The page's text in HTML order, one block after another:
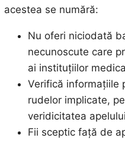
acestea se numără:
Nu oferi niciodată
necunoscute care
ai instituțiilor
Verifică informațiile
rudelor implicate,
veridicitatea
Fii sceptic față de